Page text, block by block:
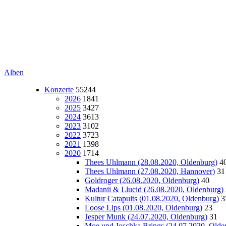
Alben
Konzerte 55244
2026 1841
2025 3427
2024 3613
2023 3102
2022 3723
2021 1398
2020 1714
Thees Uhlmann (28.08.2020, Oldenburg)
Thees Uhlmann (27.08.2020, Hannover) 31
Goldroger (26.08.2020, Oldenburg) 40
Madanii & Llucid (26.08.2020, Oldenburg)
Kultur Catapults (01.08.2020, Oldenburg)
Loose Lips (01.08.2020, Oldenburg) 23
Jesper Munk (24.07.2020, Oldenburg) 31